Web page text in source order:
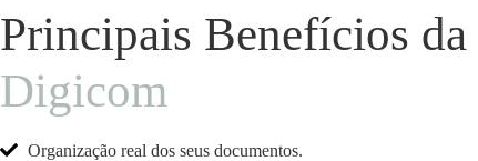
Principais Benefícios da
Digicom
Organização real dos seus documentos.